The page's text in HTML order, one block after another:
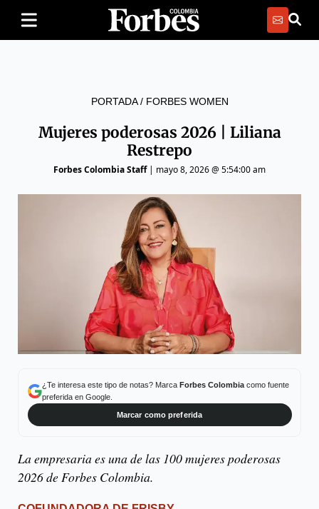
PORTADA/ FORBES WOMEN
Mujeres poderosas 2026 | Liliana
Restrepo
Forbes Colombia Staff| mayo 8, 2026 @ 5:54:00 am
¿Te interesa este tipo de notas? Marca Forbes Colombiacomo fuente
preferida en Google.
Marcar como preferida
La empresaria es una de las 100 mujeres poderosas
2026 de Forbes Colombia.